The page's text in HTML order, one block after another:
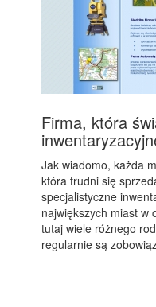
Firma, która
Jak wiadomo, każda
która trudni się
specjalistyczne
największych miast w
tutaj wiele różnego
regularnie są